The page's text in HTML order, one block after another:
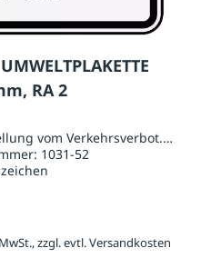
RA 2
vom Verkehrsverbot. Grüne
1031-52
zzgl. evtl. Versandkosten